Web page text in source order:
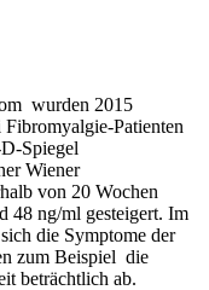
wurden 2015
Patienten
Spiegel
Wiener
von 20 Wochen
48 ng/ml gesteigert. Im
die Symptome der
zum Beispiel die
beträchtlich ab.